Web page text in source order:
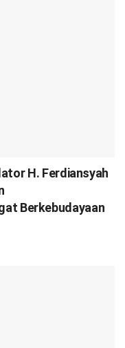
H. Ferdiansyah
Berkebudayaan